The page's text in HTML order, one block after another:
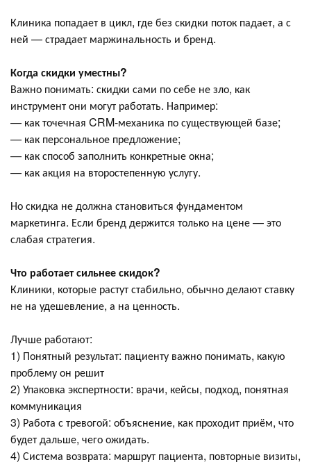
Клиника попадает в цикл, где без скидки поток падает, а с
ней — страдает маржинальность и бренд.
Когда скидки уместны?
Важно понимать: скидки сами по себе не зло, как
инструмент они могут работать. Например:
— как точечная CRM-механика по существующей базе;
— как персональное предложение;
— как способ заполнить конкретные окна;
— как акция на второстепенную услугу.
Но скидка не должна становиться фундаментом
маркетинга. Если бренд держится только на цене — это
слабая стратегия.
Что работает сильнее скидок?
Клиники, которые растут стабильно, обычно делают ставку
не на удешевление, а на ценность.
Лучше работают:
1) Понятный результат: пациенту важно понимать, какую
проблему он решит
2) Упаковка экспертности: врачи, кейсы, подход, понятная
коммуникация
3) Работа с тревогой: объяснение, как проходит приём, что
будет дальше, чего ожидать.
4) Система возврата: маршрут пациента, повторные визиты,